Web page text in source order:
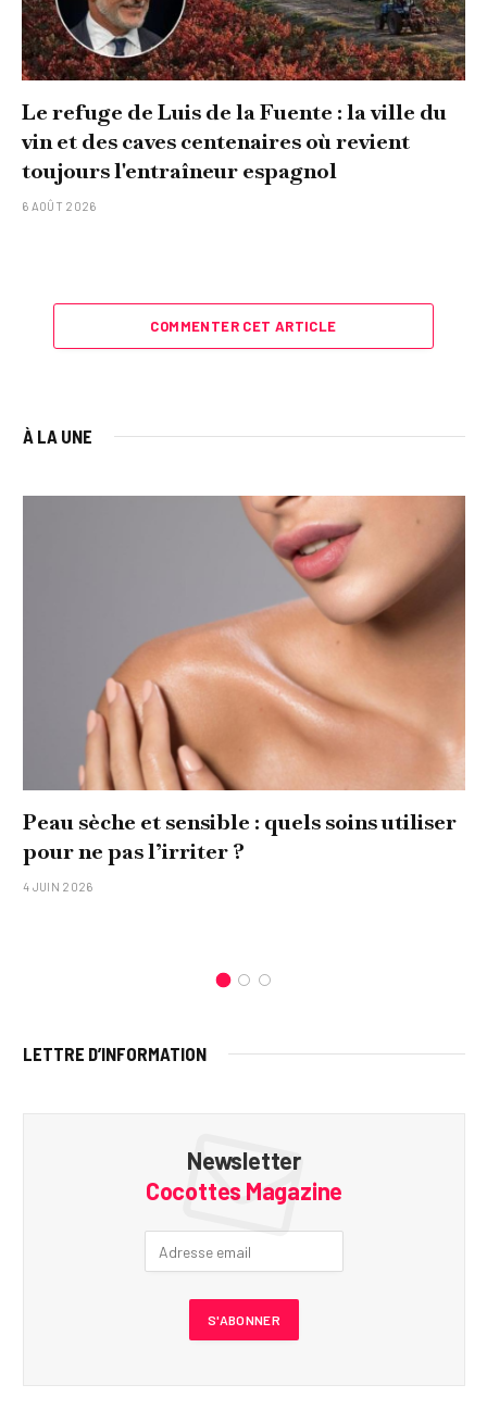
Le refuge de Luis de la Fuente : la ville du
vin et des caves centenaires où revient
toujours l'entraîneur espagnol
6 AOÛT 2026
COMMENTER CET ARTICLE
À LA UNE
Peau sèche et sensible : quels soins utiliser
pour ne pas l’irriter ?
4 JUIN 2026
LETTRE D’INFORMATION
Newsletter
Cocottes Magazine